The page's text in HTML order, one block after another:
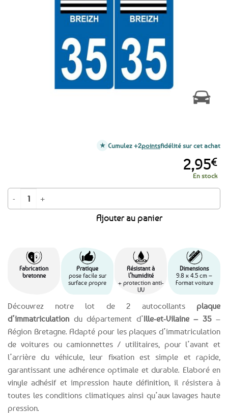
Découvrez notre lot de 2 autocollants plaque
d’immatriculation du département d’Ille-et-Vilaine – 35–
Région Bretagne. Adapté pour les plaques d’immatriculation
de voitures ou camionnettes / utilitaires, pour l’avant et
l’arrière du véhicule, leur fixation est simple et rapide,
garantissant une adhérence optimale et durable. Elaboré en
vinyle adhésif et impression haute définition, il résistera à
toutes les conditions climatiques ainsi qu’aux lavages haute
pression.
Fabrication
bretonne
Pratique
pose facile sur
surface propre
Résistant à
l’humidité
+ protection anti-
UV
Dimensions
9.8 x 4.5 cm –
Format voiture
2,95€
En stock
quantité de Autocollant plaque d'immatriculation Ille-et-Vilaine 35 -
Ajouter au panier
Cumulez +2pointsfidélité sur cet achat